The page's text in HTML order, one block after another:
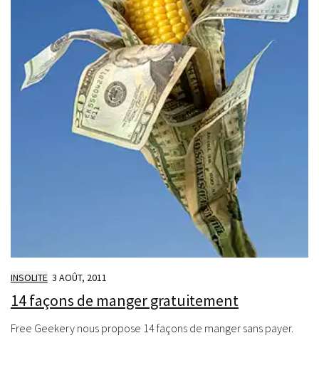
INSOLITE 3 AOÛT, 2011
14 façons de manger gratuitement
Free Geekery nous propose 14 façons de manger sans payer.